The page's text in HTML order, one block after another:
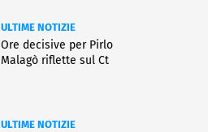
ULTIME NOTIZIE
Ore decisive per Pirlo
Malagò riflette sul Ct
ULTIME NOTIZIE